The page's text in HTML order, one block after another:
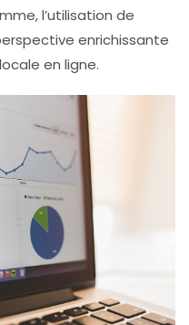
l’utilisation de
enrichissante
en ligne.